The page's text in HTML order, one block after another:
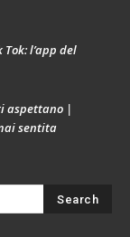
Tok: l’app del
aspettano |
sentita